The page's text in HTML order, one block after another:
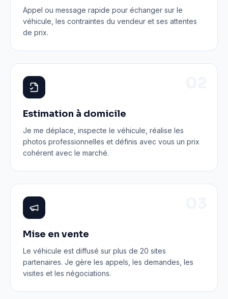
Appel ou message rapide pour échanger sur le
véhicule, les contraintes du vendeur et ses attentes
de prix.
Estimation à domicile
Je me déplace, inspecte le véhicule, réalise les
photos professionnelles et définis avec vous un prix
cohérent avec le marché.
Mise en vente
Le véhicule est diffusé sur plus de 20 sites
partenaires. Je gère les appels, les demandes, les
visites et les négociations.